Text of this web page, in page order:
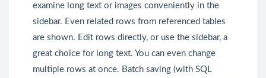
examine long text or images conveniently in the
sidebar. Even related rows from referenced tables
are shown. Edit rows directly, or use the sidebar, a
great choice for long text. You can even change
multiple rows at once. Batch saving (with SQL